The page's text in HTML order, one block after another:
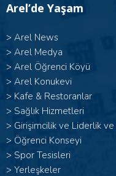
Arel’de Yaşam
> Arel News
> Arel Medya
> Arel Öğrenci Köyü
> Arel Konukevi
> Kafe & Restoranlar
> Sağlık Hizmetleri
> Girişimcilik ve Liderlik
> Öğrenci Konseyi
> Spor Tesisleri
> Yerleşkeler